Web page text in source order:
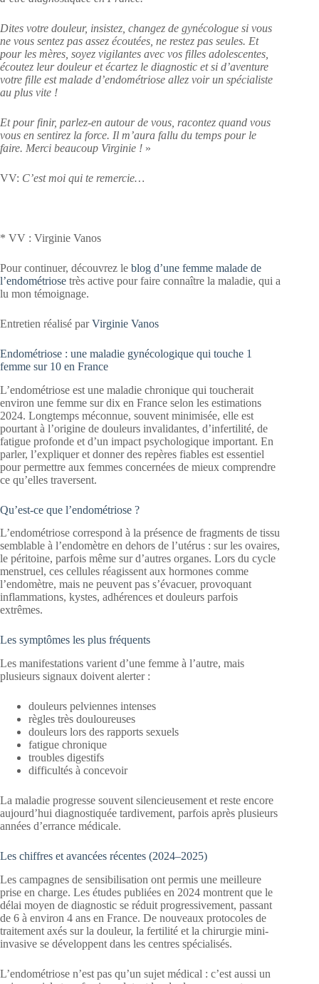
Dites votre douleur, insistez, changez de gynécologue si vous
ne vous sentez pas assez écoutées, ne restez pas seules. Et
pour les mères, soyez vigilantes avec vos filles adolescentes,
écoutez leur douleur et écartez le diagnostic et si d’aventure
votre fille est malade d’endométriose allez voir un spécialiste
au plus vite !
Et pour finir, parlez-en autour de vous, racontez quand vous
vous en sentirez la force. Il m’aura fallu du temps pour le
faire. Merci beaucoup Virginie ! »
VV: C’est moi qui te remercie…
* VV : Virginie Vanos
Pour continuer, découvrez le blog d’une femme malade de
l’endométriose très active pour faire connaître la maladie, qui a
lu mon témoignage.
Entretien réalisé parVirginie Vanos
Endométriose : une maladie gynécologique qui touche 1
femme sur 10 en France
L’endométriose est une maladie chronique qui toucherait
environ une femme sur dix en France selon les estimations
2024. Longtemps méconnue, souvent minimisée, elle est
pourtant à l’origine de douleurs invalidantes, d’infertilité, de
fatigue profonde et d’un impact psychologique important. En
parler, l’expliquer et donner des repères fiables est essentiel
pour permettre aux femmes concernées de mieux comprendre
ce qu’elles traversent.
Qu’est-ce que l’endométriose ?
L’endométriose correspond à la présence de fragments de tissu
semblable à l’endomètre en dehors de l’utérus : sur les ovaires,
le péritoine, parfois même sur d’autres organes. Lors du cycle
menstruel, ces cellules réagissent aux hormones comme
l’endomètre, mais ne peuvent pas s’évacuer, provoquant
inflammations, kystes, adhérences et douleurs parfois
extrêmes.
Les symptômes les plus fréquents
Les manifestations varient d’une femme à l’autre, mais
plusieurs signaux doivent alerter :
douleurs pelviennes intenses
règles très douloureuses
douleurs lors des rapports sexuels
fatigue chronique
troubles digestifs
difficultés à concevoir
La maladie progresse souvent silencieusement et reste encore
aujourd’hui diagnostiquée tardivement, parfois après plusieurs
années d’errance médicale.
Les chiffres et avancées récentes (2024–2025)
Les campagnes de sensibilisation ont permis une meilleure
prise en charge. Les études publiées en 2024 montrent que le
délai moyen de diagnostic se réduit progressivement, passant
de 6 à environ 4 ans en France. De nouveaux protocoles de
traitement axés sur la douleur, la fertilité et la chirurgie mini-
invasive se développent dans les centres spécialisés.
L’endométriose n’est pas qu’un sujet médical : c’est aussi un